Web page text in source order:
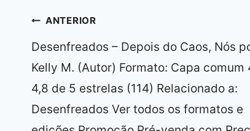
Navegação
de
Post
ANTERIOR
Desenfreados – Depois do Caos, Nós
Kelly M. (Autor) Formato: Capa comum
4,8 de 5 estrelas (114) Relacionado a:
Desenfreados Ver todos os formatos e